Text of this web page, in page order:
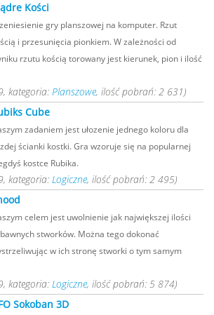
Kości
gry planszowej na komputer. Rzut
i przesunięcia pionkiem. W zależności od
rzutu kością torowany jest kierunek, pion i ilość
kategoria: Planszowe, ilość pobrań: 2 631)
Cube
zadaniem jest ułozenie jednego koloru dla
ścianki kostki. Gra wzoruje się na popularnej
kostce Rubika.
kategoria: Logiczne, ilość pobrań: 2 495)
celem jest uwolnienie jak największej ilości
stworków. Można tego dokonać
w ich stronę stworki o tym samym
kategoria: Logiczne, ilość pobrań: 5 874)
Sokoban 3D